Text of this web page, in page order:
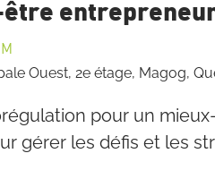
Ouest, 2e étage, Magog,
pour un
gérer les défis et les